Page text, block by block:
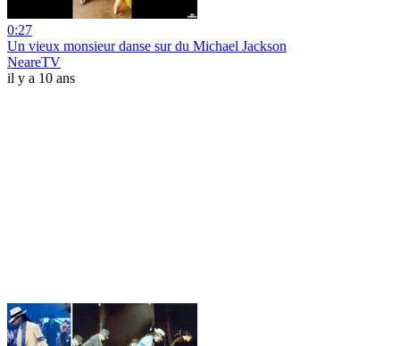
0:27
Un vieux monsieur danse sur du Michael Jackson
NeareTV
il y a 10 ans